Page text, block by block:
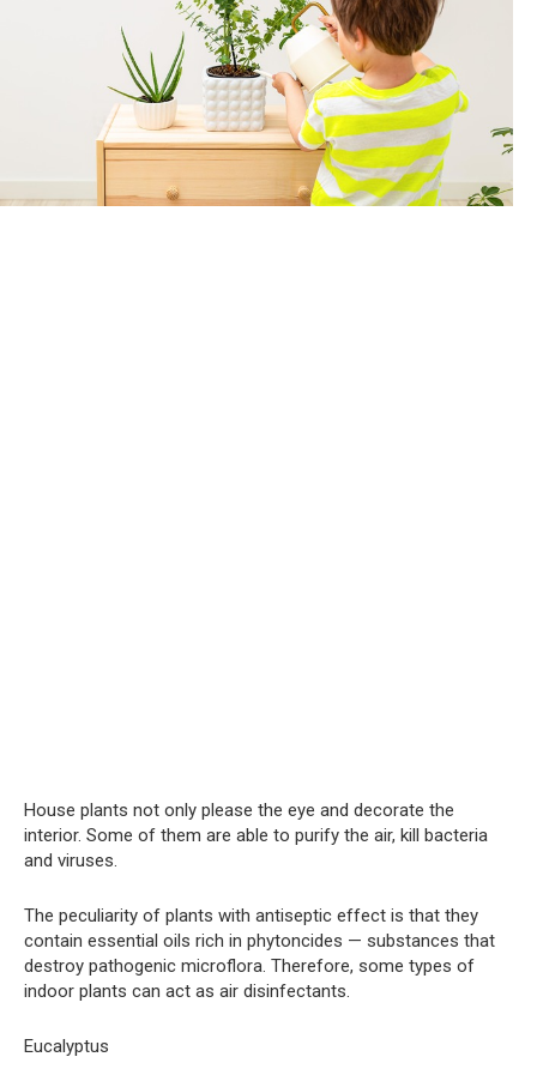
House plants not only please the eye and decorate the
interior. Some of them are able to purify the air, kill bacteria
and viruses.
The peculiarity of plants with antiseptic effect is that they
contain essential oils rich in phytoncides — substances that
destroy pathogenic microflora. Therefore, some types of
indoor plants can act as air disinfectants.
Eucalyptus